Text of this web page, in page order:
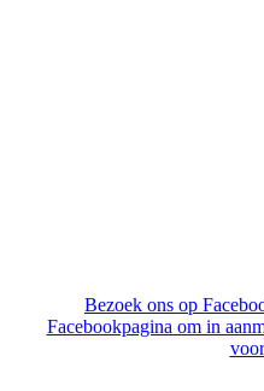
Bezoek ons op
Facebookpagina om in